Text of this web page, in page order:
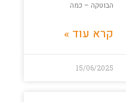
הבוטקה – כמה
קרא עוד »
15/06/2025